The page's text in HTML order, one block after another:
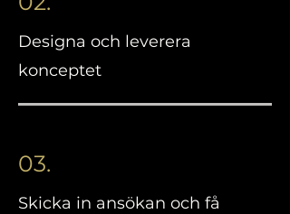
Designa och leverera
konceptet
03.
Skicka in ansökan och få